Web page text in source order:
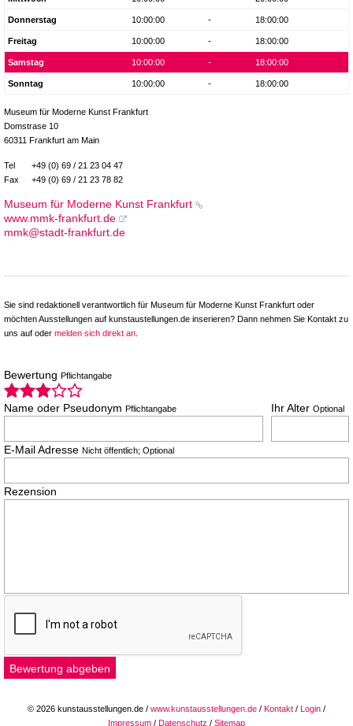
Donnerstag 10:00:00 - 18:00:00
Freitag 10:00:00 - 18:00:00
Samstag 10:00:00 - 18:00:00
Sonntag 10:00:00 - 18:00:00
Museum für Moderne Kunst Frankfurt
Domstrase 10
60311 Frankfurt am Main
Tel
+49 (0) 69 / 21 23 04 47
Fax
+49 (0) 69 / 21 23 78 82
Museum für Moderne Kunst Frankfurt
www.mmk-frankfurt.de
mmk@stadt-frankfurt.de
Sie sind redaktionell verantwortlich für Museum für Moderne Kunst Frankfurt oder
möchten Ausstellungen auf kunstaustellungen.de inserieren? Dann nehmen Sie Kontakt zu
uns auf oder melden sich direkt an
Bewertung Pflichtangabe
Name oder Pseudonym Pflichtangabe Ihr Alter Optional
E-Mail Adresse Nicht öffentlich; Optional
Rezension
© 2026 kunstausstellungen.de / www.kunstausstellungen.de / Kontakt / Login /
Impressum / Datenschutz / Sitemap